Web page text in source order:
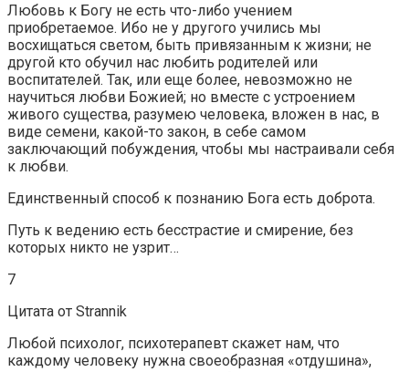
Любовь к Богу не есть что-либо учением
приобретаемое. Ибо не у другого учились мы
восхищаться светом, быть привязанным к жизни; не
другой кто обучил нас любить родителей или
воспитателей. Так, или еще более, невозможно не
научиться любви Божией; но вместе с устроением
живого существа, разумею человека, вложен в нас, в
виде семени, какой-то закон, в себе самом
заключающий побуждения, чтобы мы настраивали себя
к любви.
Единственный способ к познанию Бога есть доброта.
Путь к ведению есть бесстрастие и смирение, без
которых никто не узрит…
7
Цитата от Strannik
Любой психолог, психотерапевт скажет нам, что
каждому человеку нужна своеобразная «отдушина»,